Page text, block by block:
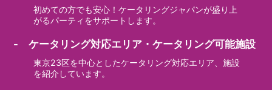
初めての方でも安心！ケータリングジャパンが盛り上
がるパーティをサポートします。
- ケータリング対応エリア・ケータリング可能施設
東京23区を中心としたケータリング対応エリア、施設
を紹介しています。